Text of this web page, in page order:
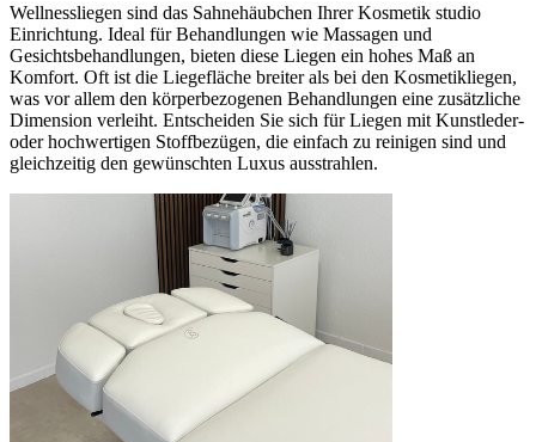
Wellnessliegen sind das Sahnehäubchen Ihrer Kosmetik studio
Einrichtung. Ideal für Behandlungen wie Massagen und
Gesichtsbehandlungen, bieten diese Liegen ein hohes Maß an
Komfort. Oft ist die Liegefläche breiter als bei den Kosmetikliegen,
was vor allem den körperbezogenen Behandlungen eine zusätzliche
Dimension verleiht. Entscheiden Sie sich für Liegen mit Kunstleder-
oder hochwertigen Stoffbezügen, die einfach zu reinigen sind und
gleichzeitig den gewünschten Luxus ausstrahlen.